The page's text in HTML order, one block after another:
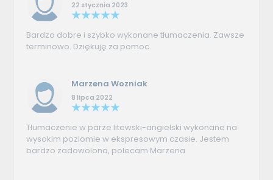
22 stycznia 2023
Bardzo dobre i szybko wykonane tłumaczenia. Zawsze
terminowo. Dziękuję za pomoc.
Marzena Wozniak
8 lipca 2022
Tłumaczenie w parze litewski-angielski wykonane na
wysokim poziomie w ekspresowym czasie. Jestem
bardzo zadowolona, polecam Marzena